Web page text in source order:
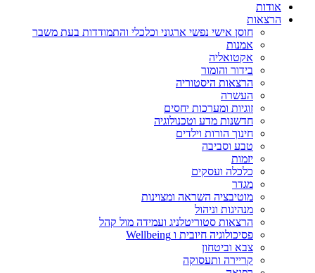
אודות
הרצאות
חוסן אישי נפשי ארגוני וכלכלי והתמודדות בעת משבר
אמנות
אקטואליה
בידור והומור
הרצאות היסטוריה
העשרה
זוגיות ומערכות יחסים
חדשנות מדע וטכנולוגיה
חינוך הורות וילדים
טבע וסביבה
יזמות
כלכלה ועסקים
מגדר
מוטיבציה השראה ומצוינות
מנהיגות וניהול
הרצאות סטוריטלניג ועמידה מול קהל
פסיכולוגיה חיובית ו Wellbeing
צבא וביטחון
קריירה ותעסוקה